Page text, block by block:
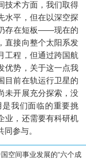
技术方面，我们取得
水平，但在以深空探
存在短板——现在的
直接向整个太阳系发
工程，但通过跨国航
优势，关于这一点我
目前在轨运行卫星的
未开展充分探索，没
我们面临的重要挑
业，还需要有科研机
参与。
空间事业发展的“六个成